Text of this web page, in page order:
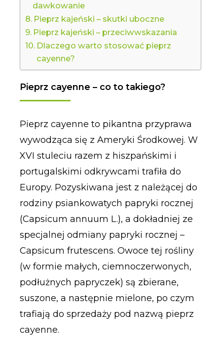
dawkowanie
Pieprz kajeński – skutki uboczne
Pieprz kajeński – przeciwwskazania
Dlaczego warto stosować pieprz
cayenne?
Pieprz cayenne – co to takiego?
Pieprz cayenne to pikantna przyprawa
wywodząca się z Ameryki Środkowej. W
XVI stuleciu razem z hiszpańskimi i
portugalskimi odkrywcami trafiła do
Europy. Pozyskiwana jest z należącej do
rodziny psiankowatych papryki rocznej
(Capsicum annuum L.), a dokładniej ze
specjalnej odmiany papryki rocznej –
Capsicum frutescens. Owoce tej rośliny
(w formie małych, ciemnoczerwonych,
podłużnych papryczek) są zbierane,
suszone, a następnie mielone, po czym
trafiają do sprzedaży pod nazwą pieprz
cayenne.